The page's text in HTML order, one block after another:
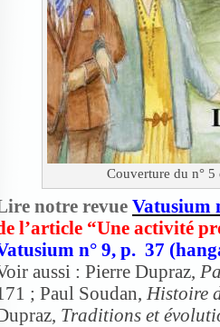
Couverture du n°
notre revue Vatusium
l’article “Une activité
n° 9, p. 37
aussi : Pierre Dupraz,
; Paul Soudan, Histoire
Traditions et